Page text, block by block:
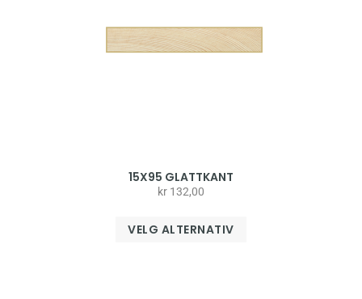
15X95 GLATTKANT
kr 132,00
VELG ALTERNATIV